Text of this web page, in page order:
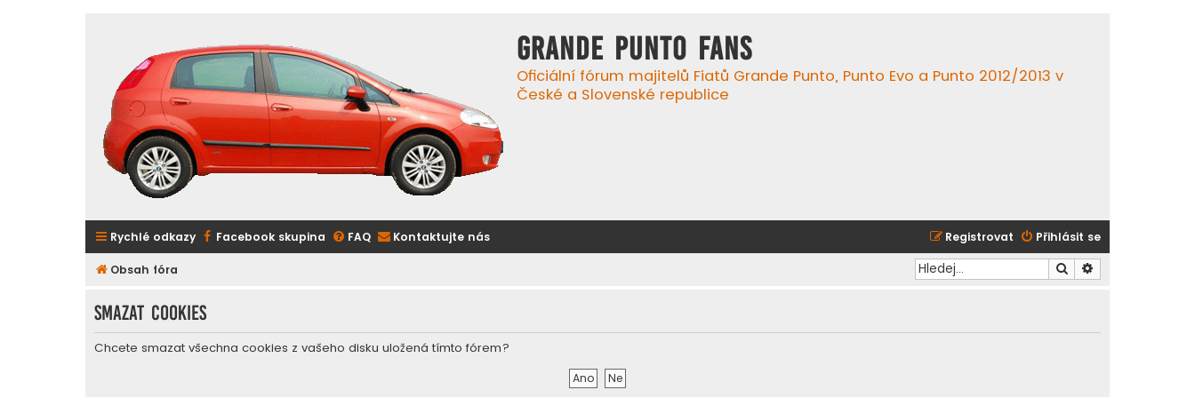
GRANDE PUNTO FANS
Oficiální fórum majitelů Fiatů Grande Punto, Punto Evo a Punto 2012/2013 v
České a Slovenské republice
Rychlé odkazy Facebook skupina FAQ Kontaktujte nás Přihlásit se
Registrovat
Obsah fóra Hledat
Smazat cookies
Chcete smazat všechna cookies z vašeho disku uložená tímto fórem?